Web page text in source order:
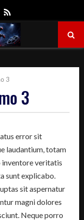
Email
3
3
error sit
laudantium, totam
inventore veritatis
sunt explicabo.
sit aspernatur
magni dolores
Neque porro